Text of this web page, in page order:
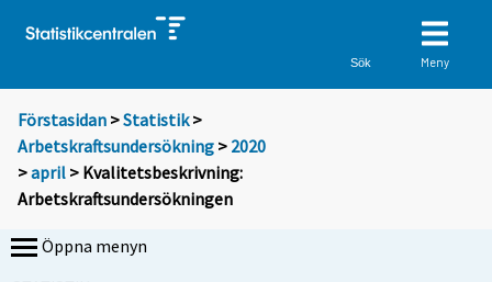
Sök Meny
Förstasidan >Statistik >
Arbetskraftsundersökning > 2020
>april > Kvalitetsbeskrivning:
Arbetskraftsundersökningen
Öppna menyn